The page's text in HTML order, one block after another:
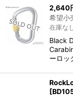
2,640
希望小
在庫な
Black
ーロッ
[